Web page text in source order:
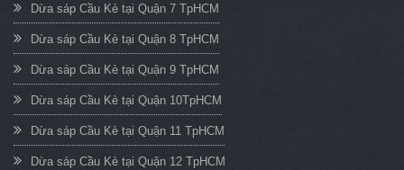
Dừa sáp Cầu Kè tại Quận 7 TpHCM
Dừa sáp Cầu Kè tại Quận 8 TpHCM
Dừa sáp Cầu Kè tại Quận 9 TpHCM
Dừa sáp Cầu Kè tại Quận 10TpHCM
Dừa sáp Cầu Kè tại Quận 11 TpHCM
Dừa sáp Cầu Kè tại Quận 12 TpHCM